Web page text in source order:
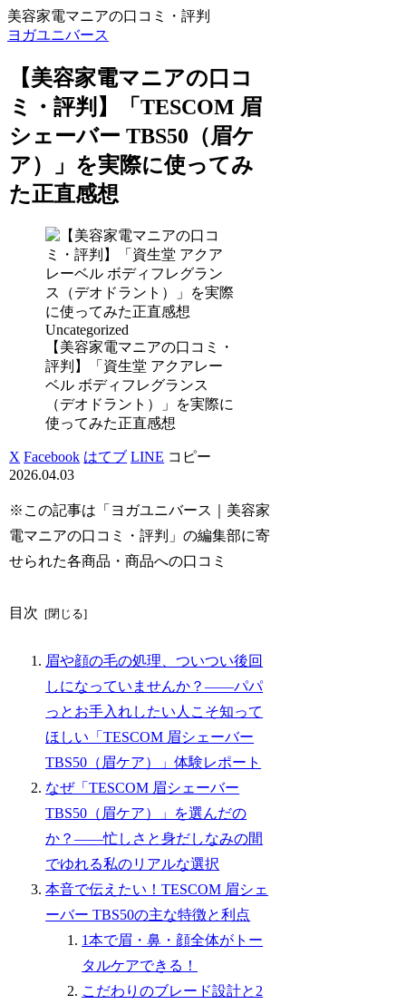
美容家電マニアの口コミ・評判
ヨガユニバース
【美容家電マニアの口コ
ミ・評判】「TESCOM 眉
シェーバー TBS50（眉ケ
ア）」を実際に使ってみ
た正直感想
Uncategorized
【美容家電マニアの口コミ・
評判】「資生堂 アクアレー
ベル ボディフレグランス
（デオドラント）」を実際に
使ってみた正直感想
X Facebook はてブ LINE コピー
2026.04.03
※この記事は「ヨガユニバース｜美容家
電マニアの口コミ・評判」の編集部に寄
せられた各商品・商品への口コミ
目次
眉や顔の毛の処理、ついつい後回
しになっていませんか？――パパ
っとお手入れしたい人こそ知って
ほしい「TESCOM 眉シェーバー
TBS50（眉ケア）」体験レポート
なぜ「TESCOM 眉シェーバー
TBS50（眉ケア）」を選んだの
か？――忙しさと身だしなみの間
でゆれる私のリアルな選択
本音で伝えたい！TESCOM 眉シェ
ーバー TBS50の主な特徴と利点
1本で眉・鼻・顔全体がトー
タルケアできる！
こだわりのブレード設計と2